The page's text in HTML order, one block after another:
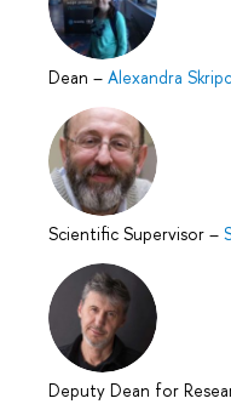
Dean – Alexandra
Scientific Supervisor –
Deputy Dean for